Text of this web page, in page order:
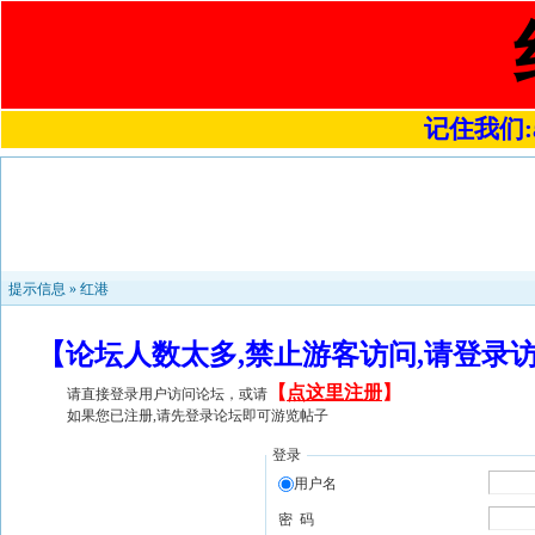
记住我们
提示信息 » 红港
【论坛人数太多,禁止游客访问,请登
请直接登录用户访问论坛，或请 【 点这里注册】
如果您已注册,请先登录论坛即可游览帖子
登录
用户名
密 码